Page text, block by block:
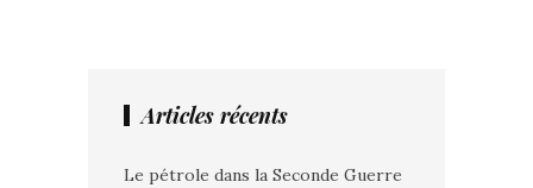
Articles récents
Le pétrole dans la Seconde Guerre